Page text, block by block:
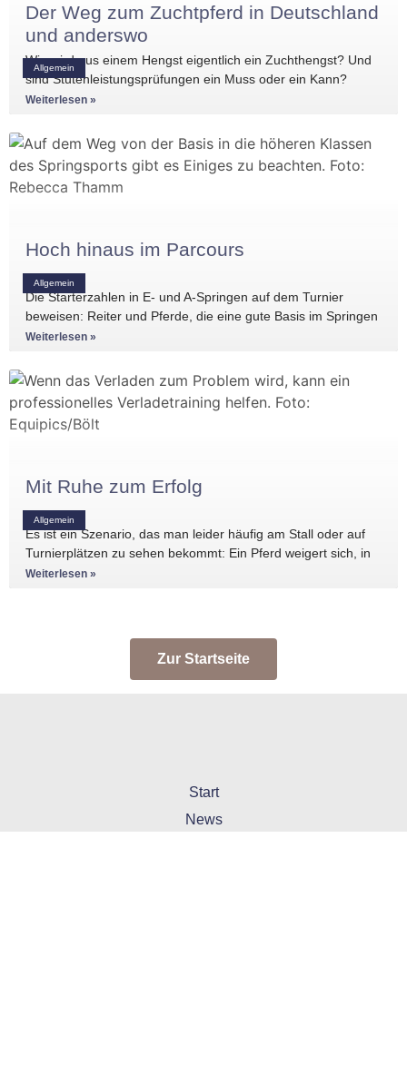
Allgemein
Der Weg zum Zuchtpferd in Deutschland
und anderswo
Wie wird aus einem Hengst eigentlich ein Zuchthengst? Und
sind Stutenleistungsprüfungen ein Muss oder ein Kann?
Einblicke in die Regelwerke
Weiterlesen »
Allgemein
Hoch hinaus im Parcours
Die Starterzahlen in E- und A-Springen auf dem Turnier
beweisen: Reiter und Pferde, die eine gute Basis im Springen
haben, gibt es
Weiterlesen »
Allgemein
Mit Ruhe zum Erfolg
Es ist ein Szenario, das man leider häufig am Stall oder auf
Turnierplätzen zu sehen bekommt: Ein Pferd weigert sich, in
den Anhänger zu
Weiterlesen »
Zur Startseite
Start
News